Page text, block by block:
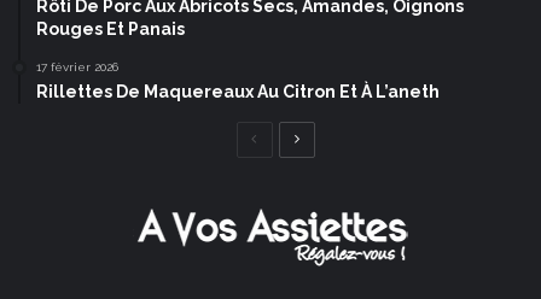
Rôti De Porc Aux Abricots Secs, Amandes, Oignons
Rouges Et Panais
17 février 2026
Rillettes De Maquereaux Au Citron Et À L’aneth
Page